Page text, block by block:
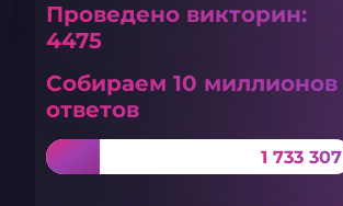
Проведено викторин:
4475
Собираем 10 миллионов
ответов
1 733 307